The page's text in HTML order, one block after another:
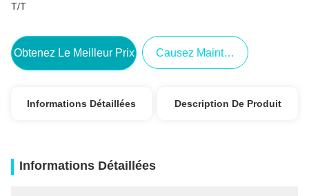
T/T
Obtenez Le Meilleur Prix Causez Maintenant
Informations Détaillées Description De Produit
Informations Détaillées